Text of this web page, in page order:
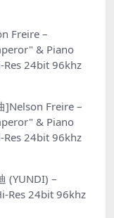
Freire –
& Piano
Res 24bit 96khz
]Nelson Freire –
& Piano
Res 24bit 96khz
(YUNDI) –
Res 24bit 96khz